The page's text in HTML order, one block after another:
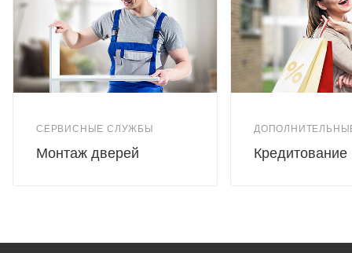
СЕРВИСНЫЕ СЛУЖБЫ
Монтаж дверей Кредитование